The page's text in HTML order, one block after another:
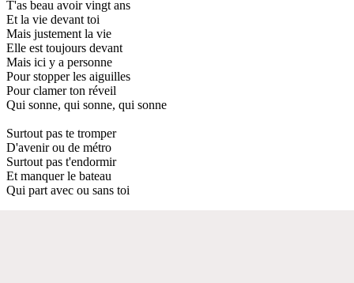
T'as beau avoir vingt ans
Et la vie devant toi
Mais justement la vie
Elle est toujours devant
Mais ici y a personne
Pour stopper les aiguilles
Pour clamer ton réveil
Qui sonne, qui sonne, qui sonne
Surtout pas te tromper
D'avenir ou de métro
Surtout pas t'endormir
Et manquer le bateau
Qui part avec ou sans toi